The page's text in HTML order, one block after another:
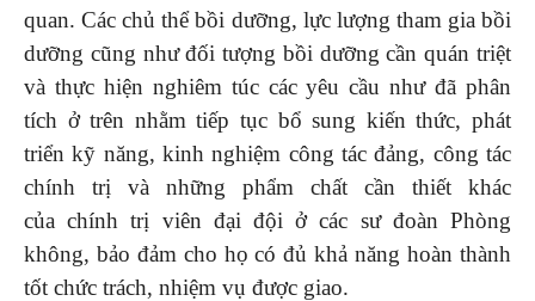
quan. Các chủ thể bồi dưỡng, lực lượng tham gia bồi
dưỡng cũng như đối tượng bồi dưỡng cần quán triệt
và thực hiện nghiêm túc các yêu cầu như đã phân
tích ở trên nhằm tiếp tục bổ sung kiến thức, phát
triển kỹ năng, kinh nghiệm công tác đảng, công tác
chính trị và những phẩm chất cần thiết khác
của chính trị viên đại đội ở các sư đoàn Phòng
không, bảo đảm cho họ có đủ khả năng hoàn thành
tốt chức trách, nhiệm vụ được giao.